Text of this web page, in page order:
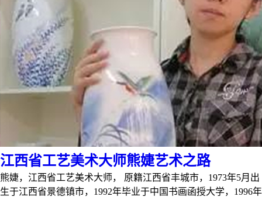
江西省工艺美术大师熊婕艺术之路
熊婕，江西省工艺美术大师， 原籍江西省丰城市，1973年5月出
生于江西省景德镇市，1992年毕业于中国书画函授大学，1996年